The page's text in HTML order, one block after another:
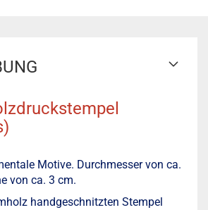
Motive. Durchmesser von ca.
von ca. 3 cm.
handgeschnitzten Stempel